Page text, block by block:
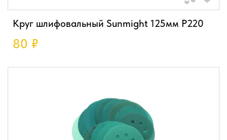
Круг шлифовальный Sunmight 125мм P220
80 ₽